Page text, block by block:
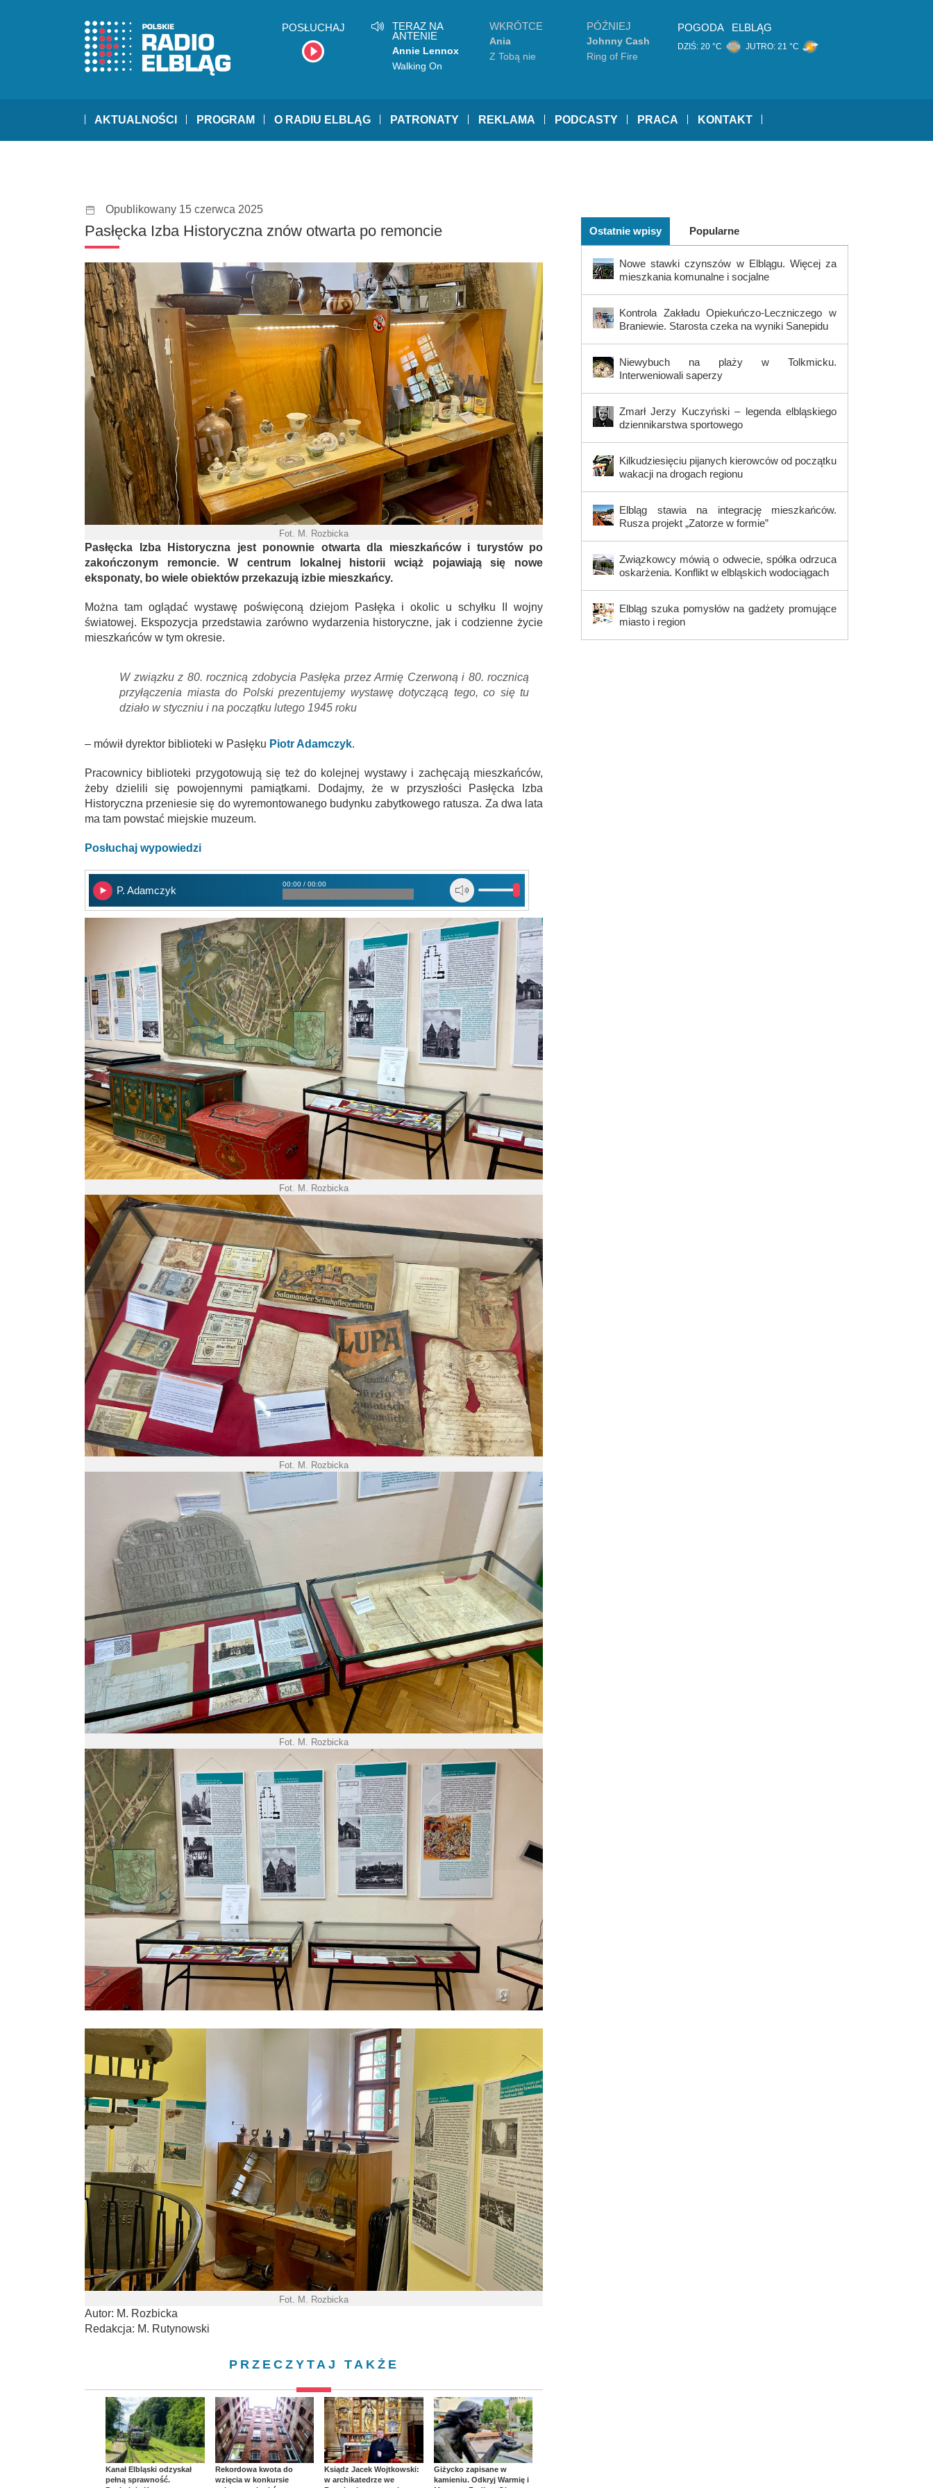
POSŁUCHAJ
TERAZ NA
ANTENIE
Annie Lennox
Walking On
WKRÓTCE
Ania
Dąbrowska
Z Tobą nie
PÓŹNIEJ
Johnny Cash
Ring of Fire
POGODA ELBLĄG
DZIŚ: 20 °C JUTRO: 21 °C
AKTUALNOŚCI PROGRAM O RADIU ELBLĄG PATRONATY REKLAMA PODCASTY PRACA KONTAKT
Opublikowany 15 czerwca 2025
Pasłęcka Izba Historyczna znów otwarta po remoncie
Fot. M. Rozbicka
Pasłęcka Izba Historyczna jest ponownie otwarta dla mieszkańców i turystów po
zakończonym remoncie. W centrum lokalnej historii wciąż pojawiają się nowe
eksponaty, bo wiele obiektów przekazują izbie mieszkańcy.
Można tam oglądać wystawę poświęconą dziejom Pasłęka i okolic u schyłku II wojny
światowej. Ekspozycja przedstawia zarówno wydarzenia historyczne, jak i codzienne życie
mieszkańców w tym okresie.
W związku z 80. rocznicą zdobycia Pasłęka przez Armię Czerwoną i 80. rocznicą
przyłączenia miasta do Polski prezentujemy wystawę dotyczącą tego, co się tu
działo w styczniu i na początku lutego 1945 roku
– mówił dyrektor biblioteki w Pasłęku Piotr Adamczyk.
Pracownicy biblioteki przygotowują się też do kolejnej wystawy i zachęcają mieszkańców,
żeby dzielili się powojennymi pamiątkami. Dodajmy, że w przyszłości Pasłęcka Izba
Historyczna przeniesie się do wyremontowanego budynku zabytkowego ratusza. Za dwa lata
ma tam powstać miejskie muzeum.
Posłuchaj wypowiedzi
P. Adamczyk
00:00 / 00:00
Fot. M. Rozbicka
Fot. M. Rozbicka
Fot. M. Rozbicka
Fot. M. Rozbicka
Autor: M. Rozbicka
Redakcja: M. Rutynowski
PRZECZYTAJ TAKŻE
Kanał Elbląski odzyskał
pełną sprawność.
Rekordowa kwota do
wzięcia w konkursie
Ksiądz Jacek Wojtkowski:
w archikatedrze we
Giżycko zapisane w
kamieniu. Odkryj Warmię i
Ostatnie wpisy Popularne
Nowe stawki czynszów w Elblągu. Więcej za
mieszkania komunalne i socjalne
Kontrola Zakładu Opiekuńczo-Leczniczego w
Braniewie. Starosta czeka na wyniki Sanepidu
Niewybuch na plaży w Tolkmicku.
Interweniowali saperzy
Zmarł Jerzy Kuczyński – legenda elbląskiego
dziennikarstwa sportowego
Kilkudziesięciu pijanych kierowców od początku
wakacji na drogach regionu
Elbląg stawia na integrację mieszkańców.
Rusza projekt „Zatorze w formie”
Związkowcy mówią o odwecie, spółka odrzuca
oskarżenia. Konflikt w elbląskich wodociągach
Elbląg szuka pomysłów na gadżety promujące
miasto i region